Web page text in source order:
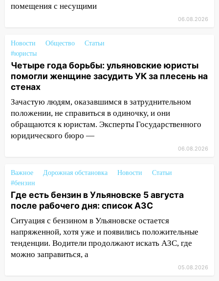
09:50 В Ульяновске черный коршун
09:44
Ульяновские спасатели помогли
юному велосипедисту на улице
Чернышевского
08:21 В Заволжском районе украли два
велосипеда
07:18 В Ульяновск идет
тридцатиградусная жара: какая будет
погода в четверг
Четыре года борьбы: ульяновские
за плесень на стенах
05:00
прибыль, а кому — испытания на
прочность
05.08.2026
22:58 Соцсети: на проспекте Тюленева
ДТП с мотоциклистом
Мошенники обманули 92-летнюю
помещения с несущими
06.08.2026
Новости Общество
Статьи
#юристы
Четыре года борьбы: ульяновские юристы
помогли женщине засудить УК за плесень на
стенах
Зачастую людям, оказавшимся в затруднительном
положении, не справиться в одиночку, и они
обращаются к юристам. Эксперты Государственного
юридического бюро —
06.08.2026
Важное Дорожная обстановка Новости
Статьи
#бензин
Где есть бензин в Ульяновске 5 августа
после рабочего дня: список АЗС
Ситуация с бензином в Ульяновске остается
напряженной, хотя уже и появились положительные
тенденции. Водители продолжают искать АЗС, где
можно заправиться, а
05.08.2026